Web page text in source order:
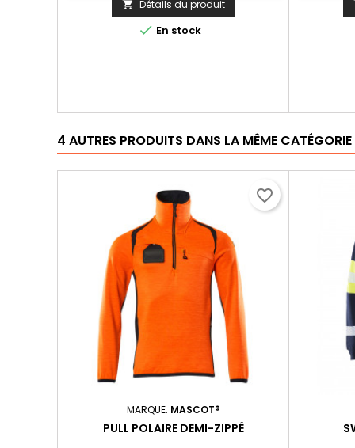
 Détails du produit
 En stock
4 AUTRES PRODUITS DANS LA MÊME CATÉGORIE
MARQUE: MASCOT®
PULL POLAIRE DEMI-ZIPPÉ
favorite_border